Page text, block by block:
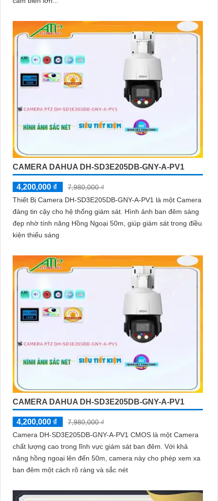
CAMERA DAHUA DH-SD3E205DB-GNY-A-PV1
4,200,000 ₫
7,980,000 ₫
Thiết Bị Camera DH-SD3E205DB-GNY-A-PV1 là một Camera
đáng tin cậy cho hệ thống giám sát. Hình ảnh ban đêm sáng
đẹp nhờ tính năng Hồng Ngoại 50m, giúp giám sát trong điều
kiện thiếu sáng
CAMERA DAHUA DH-SD3E205DB-GNY-A-PV1
4,200,000 ₫
7,980,000 ₫
Camera DH-SD3E205DB-GNY-A-PV1 CMOS là một Camera
chất lượng cao trong lĩnh vực giám sát ban đêm. Với khả
năng hồng ngoại lên đến 50m, camera này cho phép xem xa
ban đêm một cách rõ ràng và sắc nét